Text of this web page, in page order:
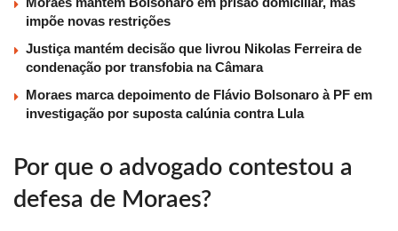
impõe novas restrições
Justiça mantém decisão que livrou Nikolas Ferreira de
condenação por transfobia na Câmara
Moraes marca depoimento de Flávio Bolsonaro à PF em
investigação por suposta calúnia contra Lula
Por que o advogado contestou a
defesa de Moraes?